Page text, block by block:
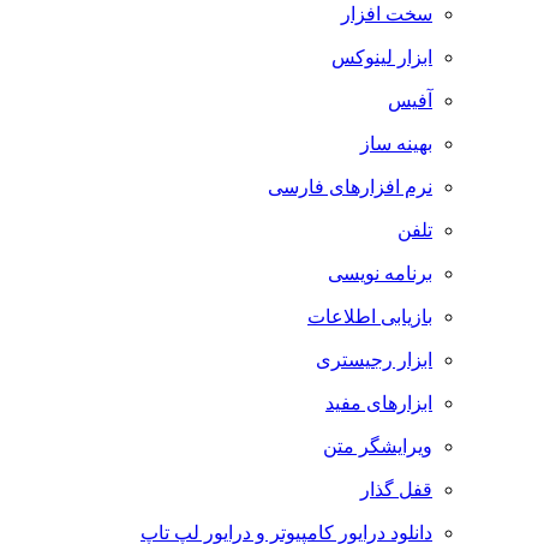
سخت افزار
ابزار لینوکس
آفیس
بهینه ساز
نرم افزارهای فارسی
تلفن
برنامه نویسی
بازیابی اطلاعات
ابزار رجیستری
ابزارهای مفید
ویرایشگر متن
قفل گذار
دانلود درایور کامپیوتر و درایور لپ تاپ